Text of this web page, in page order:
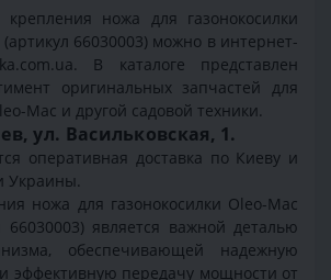
крепления ножа для газонокосилки
(артикул 66030003) можно в интернет-
В каталоге представлен
оригинальных запчастей для
Mac и другой садовой техники.
ул. Васильковская, 1.
оперативная доставка по Киеву и
Украины.
ножа для газонокосилки Oleo-Mac
66030003) является важной деталью
обеспечивающей надежную
эффективную передачу мощности от